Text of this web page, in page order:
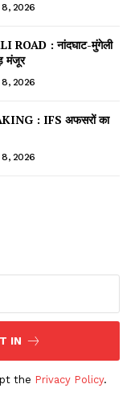
2026
ROAD : नांदघाट-मुंगेली
मंजूर
2026
: IFS अफसरों का
2026
IN
the Privacy Policy.